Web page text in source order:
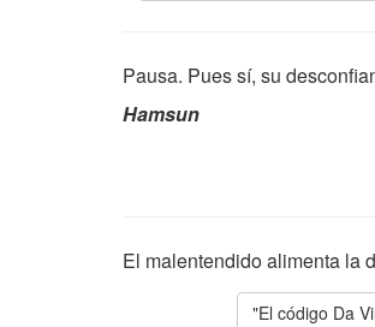
Pausa. Pues sí, su
Hamsun
El malentendido alimenta la
"El código Da